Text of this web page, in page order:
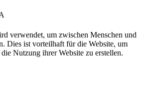
verwendet, um zwischen Menschen und
Dies ist vorteilhaft für die Website, um
Nutzung ihrer Website zu erstellen.